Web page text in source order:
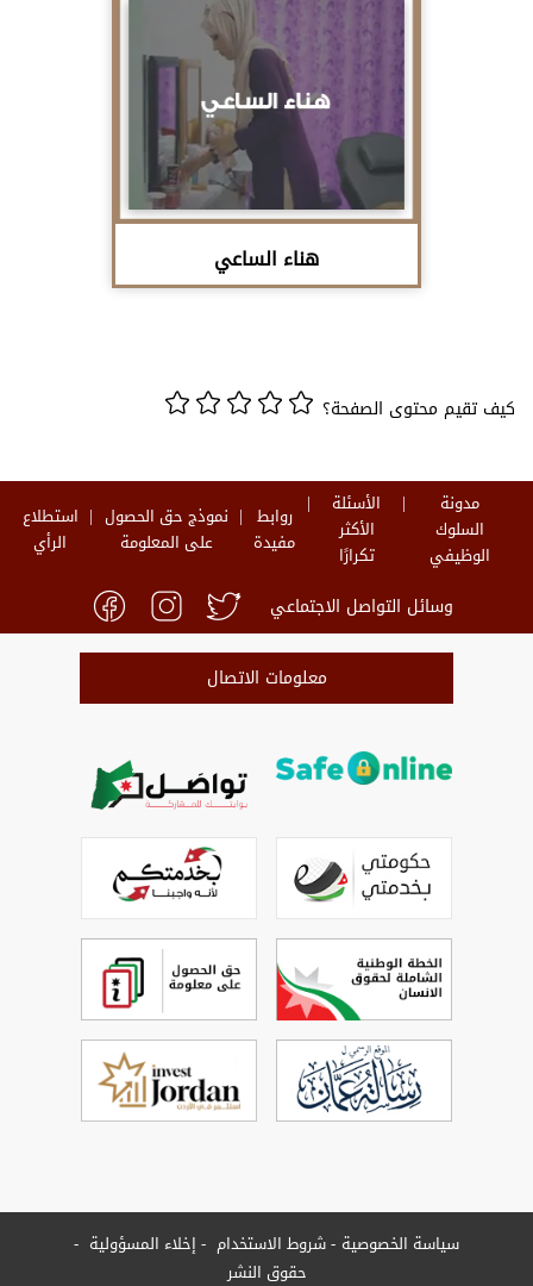
هناء الساعي
كيف تقيم محتوى الصفحة؟
مدونة
السلوك
الوظيفي
الأسئلة
الأكثر
تكرارًا
روابط
مفيدة
نموذج حق الحصول
على المعلومة
استطلاع
الرأي
وسائل التواصل الاجتماعي
معلومات الاتصال
سياسة الخصوصية شروط الاستخدام
إخلاء المسؤولية
حقوق النشر